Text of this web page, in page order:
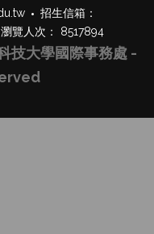
招生信箱：
瀏覽人次： 8517894
大學國際事務處 -